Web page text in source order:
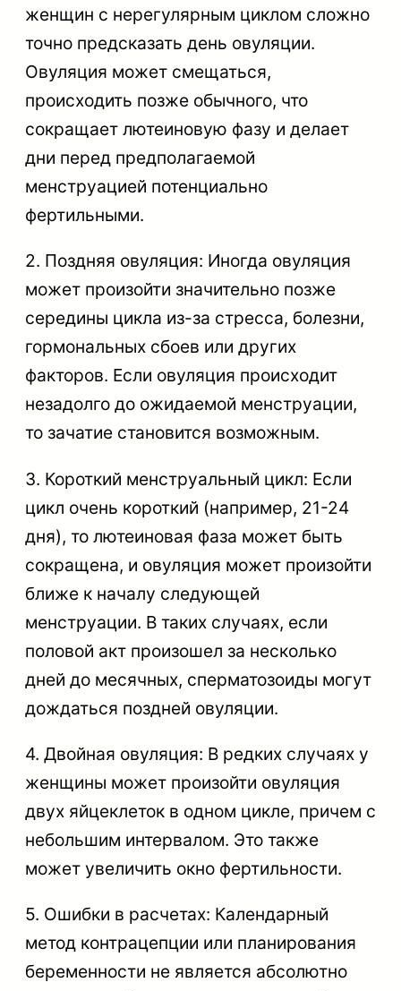
женщин с нерегулярным циклом сложно
точно предсказать день овуляции.
Овуляция может смещаться,
происходить позже обычного, что
сокращает лютеиновую фазу и делает
дни перед предполагаемой
менструацией потенциально
фертильными.
2. Поздняя овуляция: Иногда овуляция
может произойти значительно позже
середины цикла из-за стресса, болезни,
гормональных сбоев или других
факторов. Если овуляция происходит
незадолго до ожидаемой менструации,
то зачатие становится возможным.
3. Короткий менструальный цикл: Если
цикл очень короткий (например, 21-24
дня), то лютеиновая фаза может быть
сокращена, и овуляция может произойти
ближе к началу следующей
менструации. В таких случаях, если
половой акт произошел за несколько
дней до месячных, сперматозоиды могут
дождаться поздней овуляции.
4. Двойная овуляция: В редких случаях у
женщины может произойти овуляция
двух яйцеклеток в одном цикле, причем с
небольшим интервалом. Это также
может увеличить окно фертильности.
5. Ошибки в расчетах: Календарный
метод контрацепции или планирования
беременности не является абсолютно